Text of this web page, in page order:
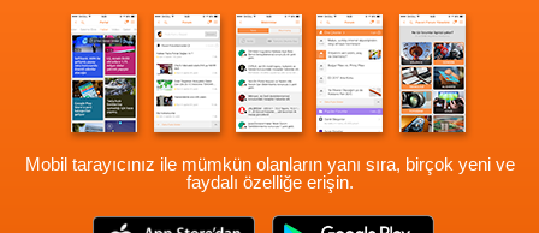
Mobil tarayıcınız ile mümkün olanların yanı sıra, birçok yeni ve
faydalı özelliğe erişin.